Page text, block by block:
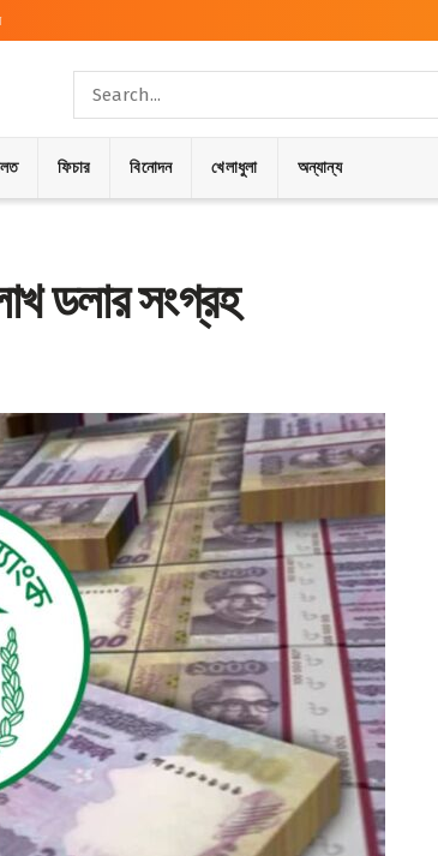
ফিচার বিনোদন খেলাধুলা অন্যান্য
ডলার সংগ্রহ